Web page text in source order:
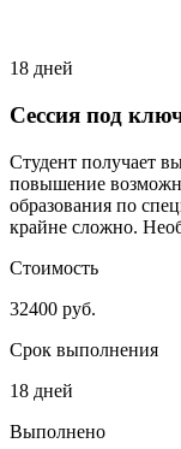
18 дней
Сессия под
Студент получает
повышение
образования по
крайне сложно.
Стоимость
32400 руб.
Срок выполнения
18 дней
Выполнено